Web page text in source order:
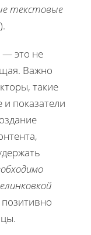
текстовые
— это не
Важно
такие
показатели